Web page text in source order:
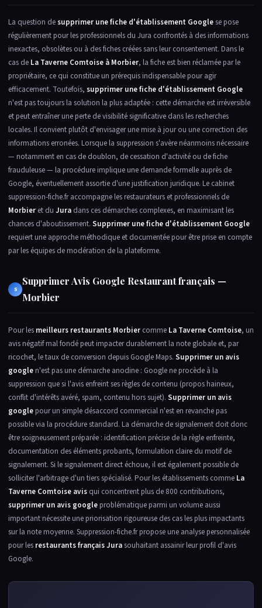
La question desupprimer une fiche d'établissement Googlese pose
régulièrement pour les professionnels du Jura confrontés à des informations
inexactes, obsolètes ou à des fiches créées sans leur consentement. Dans le
cas de La Taverne Comtoise à Morbier, la fiche est bien réclamée par le
propriétaire, ce qui constitue un prérequis indispensable pour agir
efficacement. Toutefois, supprimer une fiche d'établissement Google
n'est pas toujours la solution la plus adaptée : cette démarche est irréversible
et peut entraîner une perte de visibilité significative dans les recherches
locales. Il convient plutôt d'envisager une mise à jour ou une correction des
informations erronées. Lorsque la suppression s'avère néanmoins nécessaire
— notamment en cas de doublon, de cessation d'activité ou de fiche
frauduleuse — la procédure implique une demande formelle auprès de
Google, éventuellement assortie d'une justification juridique. Le cabinet
suppression-fiche.fr accompagne les restaurateurs et professionnels de
Morbier et du Jura dans ces démarches complexes, en maximisant les
chances d'aboutissement. Supprimer une fiche d'établissement Google
requiert une approche méthodique et documentée pour être prise en compte
par les équipes de modération de la plateforme.
5
Supprimer Avis Google Restaurant français —
Morbier
Pour les meilleurs restaurants Morbier comme La Taverne Comtoise, un
avis négatif mal fondé peut impacter durablement la note globale et, par
ricochet, le taux de conversion depuis Google Maps. Supprimer un avis
google n'est pas une démarche anodine : Google ne procède à la
suppression que si l'avis enfreint ses règles de contenu (propos haineux,
conflit d'intérêts avéré, spam, contenu hors sujet). Supprimer un avis
google pour un simple désaccord commercial n'est en revanche pas
possible via la procédure standard. La démarche de signalement doit donc
être soigneusement préparée : identification précise de la règle enfreinte,
documentation des éléments probants, formulation claire du motif de
signalement. Si le signalement direct échoue, il est également possible de
solliciter l'arbitrage d'un tiers spécialisé. Pour les établissements comme La
Taverne Comtoise avis qui concentrent plus de 800 contributions,
supprimer un avis google problématique parmi un volume aussi
important nécessite une priorisation rigoureuse des cas les plus impactants
sur la note moyenne. Suppression-fiche.fr propose une analyse personnalisée
pour les restaurants français Jurasouhaitant assainir leur profil d'avis
Google.